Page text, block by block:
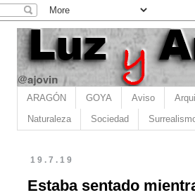
ARAGÓN GOYA Aviso
Naturaleza Sociedad
19.7.19
Estaba sentado